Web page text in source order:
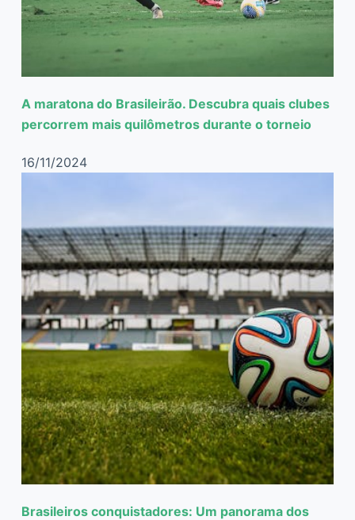
A maratona do Brasileirão. Descubra quais clubes
percorrem mais quilômetros durante o torneio
16/11/2024
Brasileiros conquistadores: Um panorama dos